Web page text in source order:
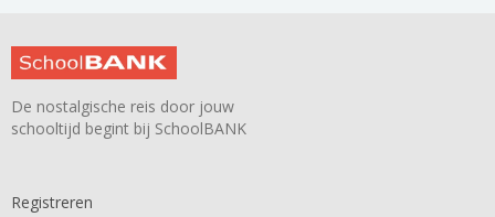
De nostalgische reis door jouw
schooltijd begint bij SchoolBANK
Registreren